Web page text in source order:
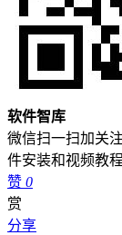
软件智库
微信扫一扫加关
件安装和视频教
赞 0
赏
分享